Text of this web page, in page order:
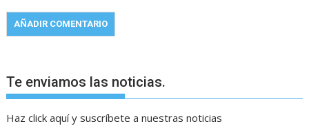
Te enviamos las noticias.
Haz click aquí y suscríbete a nuestras noticias